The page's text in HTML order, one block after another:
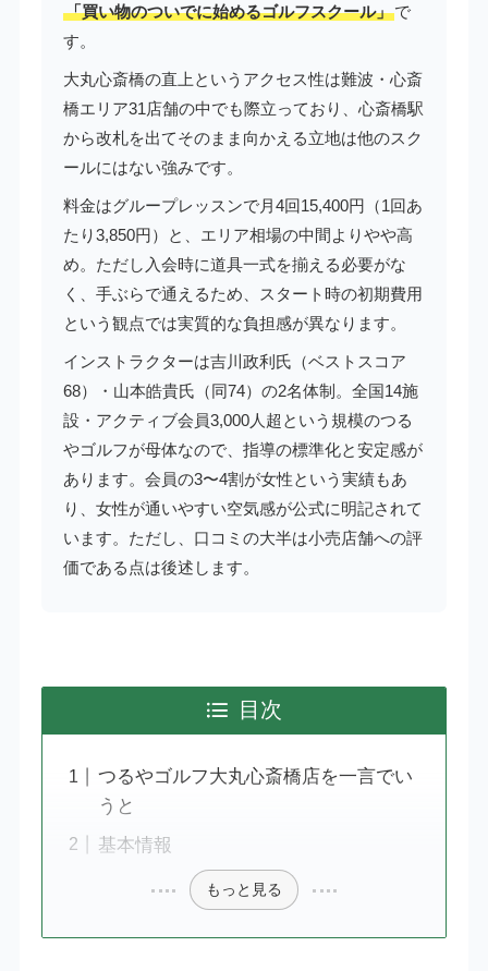
「買い物のついでに始めるゴルフスクール」で
す。
大丸心斎橋の直上というアクセス性は難波・心斎
橋エリア31店舗の中でも際立っており、心斎橋駅
から改札を出てそのまま向かえる立地は他のスク
ールにはない強みです。
料金はグループレッスンで月4回15,400円（1回あ
たり3,850円）と、エリア相場の中間よりやや高
め。ただし入会時に道具一式を揃える必要がな
く、手ぶらで通えるため、スタート時の初期費用
という観点では実質的な負担感が異なります。
インストラクターは吉川政利氏（ベストスコア
68）・山本皓貴氏（同74）の2名体制。全国14施
設・アクティブ会員3,000人超という規模のつる
やゴルフが母体なので、指導の標準化と安定感が
あります。会員の3〜4割が女性という実績もあ
り、女性が通いやすい空気感が公式に明記されて
います。ただし、口コミの大半は小売店舗への評
価である点は後述します。
目次
つるやゴルフ大丸心斎橋店を一言でい
うと
基本情報
もっと見る